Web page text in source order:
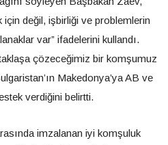
değil, işbirliği ve problemlerin
var” ifadelerini kullandı.
çözeceğimiz bir komşumuz
Makedonya’ya AB ve
verdiğini belirtti.
imzalanan iyi komşuluk